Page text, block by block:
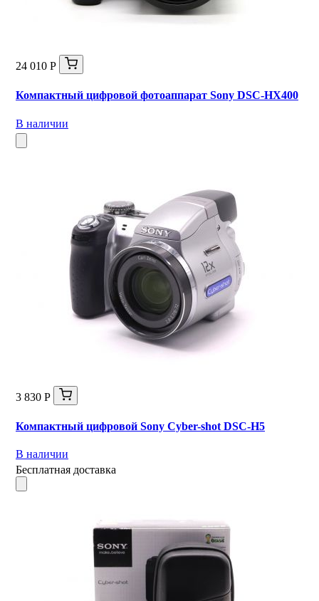
24 010 Р
Компактный цифровой фотоаппарат Sony DSC-HX400
В наличии
3 830 Р
Компактный цифровой Sony Cyber-shot DSC-H5
В наличии
Бесплатная доставка